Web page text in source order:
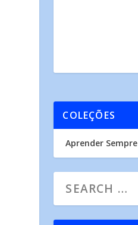
COLEÇÕES
Aprender Sempre